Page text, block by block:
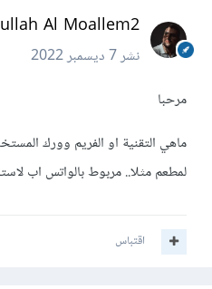
Al Moallem2
نشر7 ديسمبر 2022
مرحبا
ماهي التقنية او الفريم وورك
لمطعم مثلا.. مربوط بالواتس اب
اقتباس